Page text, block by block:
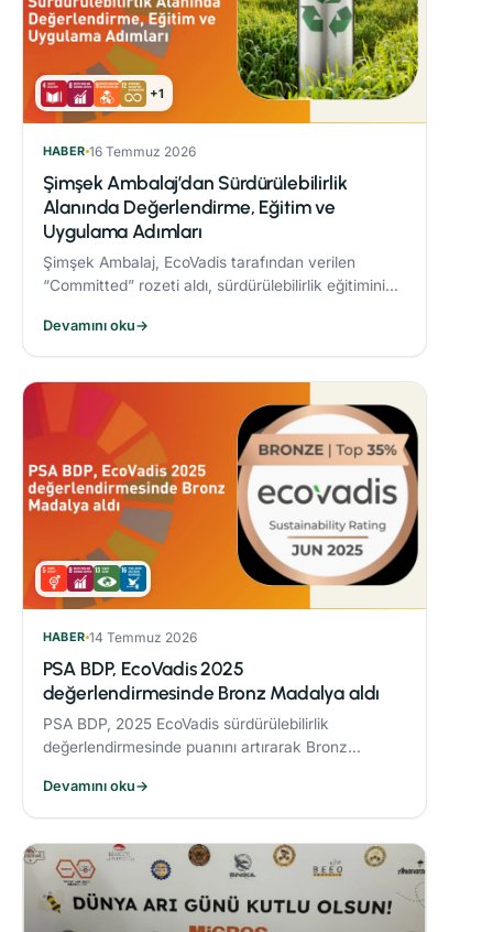
+1
HABER 16 Temmuz 2026
Şimşek Ambalaj’dan Sürdürülebilirlik
Alanında Değerlendirme, Eğitim ve
Uygulama Adımları
Şimşek Ambalaj, EcoVadis tarafından verilen
“Committed” rozeti aldı, sürdürülebilirlik eğitimini
Responsible® Faz-1 sürecini tamamlayarak
ambalaj sektöründe bir ilke imza attı.
Devamını oku→
HABER 14 Temmuz 2026
PSA BDP, EcoVadis 2025
değerlendirmesinde Bronz Madalya aldı
PSA BDP, 2025 EcoVadis sürdürülebilirlik
değerlendirmesinde puanını artırarak Bronz
seviyesine yükseldi ve karbon yönetiminde
‘Leader’ kategorisine yerleşti.
Devamını oku→